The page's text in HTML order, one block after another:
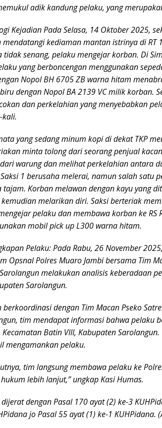
adik kandung pelaku, yang
KejadianPada Selasa, 14 Oktober 2025,
kediaman mantan istrinya di RT
tidak senang, pelaku mengejar korban. Di
yang berboncengan menggunakan
Nopol BH 6705 ZB warna hitam
dengan Nopol BA 2139 VC milik korban.
dan perkelahian yang menyebabkan
kali.
yang sedang minum kopi di dekat TKP
minta tolong dari seorang penjual
warung dan melihat perkelahian antara
1 berusaha melerai, namun salah satu
tajam. Korban melawan dengan kayu yang
melarikan diri. Saksi berteriak
pelaku dan membawa korban ke RS
mobil pick up L300 warna hitam.
Pelaku:Pada Rabu, 26 November
Opsnal Polres Muaro Jambi bersama Tim
melakukan analisis keberadaan
Sarolangun.
berkoordinasi dengan Tim Macan Pseko
tim mendapat informasi bahwa pelaku
Kecamatan Batin VIII, Kabupaten
mengamankan pelaku.
tim langsung membawa pelaku ke
lebih lanjut,” ungkap Kasi Humas.
dengan Pasal 170 ayat (2) ke-3
jo Pasal 55 ayat (1) ke-1 KUHPidana.